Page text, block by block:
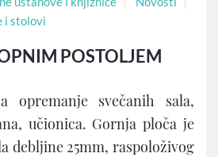
i stolovi
POSTOLJEM
opremanje svečanih sala,
učionica. Gornja ploča je
debljine 25mm, raspoloživog